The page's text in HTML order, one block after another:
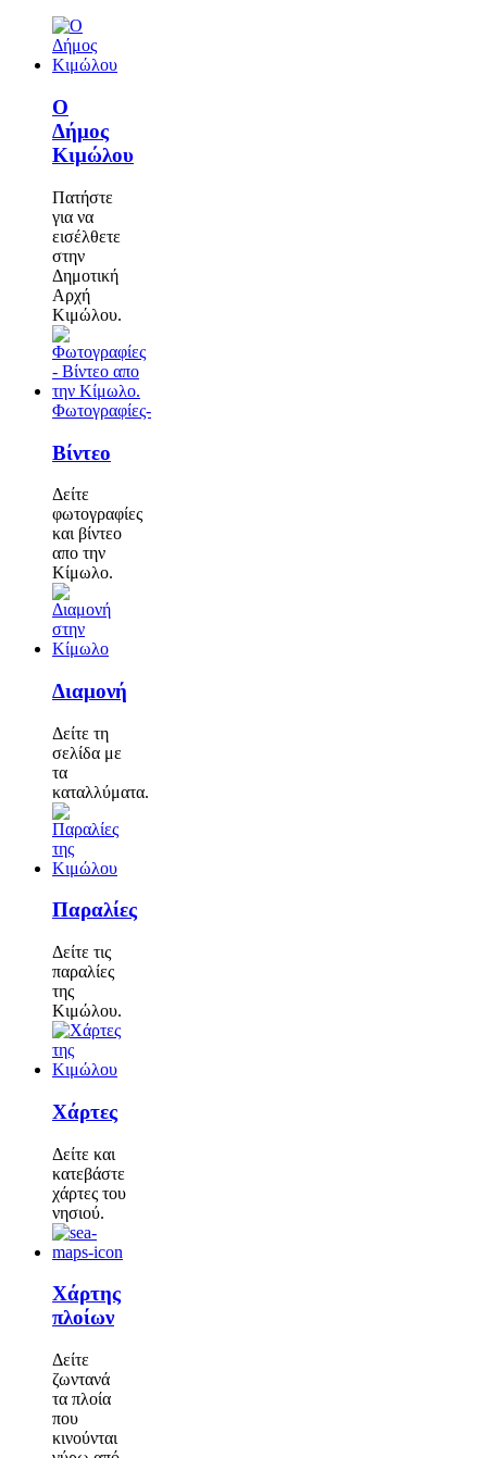
Ο
Δήμος
Κιμώλου
Πατήστε
για να
εισέλθετε
στην
Δημοτική
Αρχή
Κιμώλου.
Φωτογραφίες-
Βίντεο
Δείτε
φωτογραφίες
και βίντεο
απο την
Κίμωλο.
Διαμονή
Δείτε τη
σελίδα με
τα
καταλλύματα.
Παραλίες
Δείτε τις
παραλίες
της
Κιμώλου.
Χάρτες
Δείτε και
κατεβάστε
χάρτες του
νησιού.
Χάρτης
πλοίων
Δείτε
ζωντανά
τα πλοία
που
κινούνται